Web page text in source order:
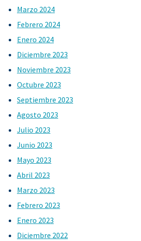
Marzo 2024
Febrero 2024
Enero 2024
Diciembre 2023
Noviembre 2023
Octubre 2023
Septiembre 2023
Agosto 2023
Julio 2023
Junio 2023
Mayo 2023
Abril 2023
Marzo 2023
Febrero 2023
Enero 2023
Diciembre 2022